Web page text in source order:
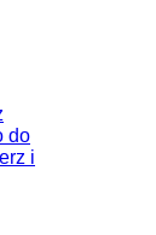
do
i